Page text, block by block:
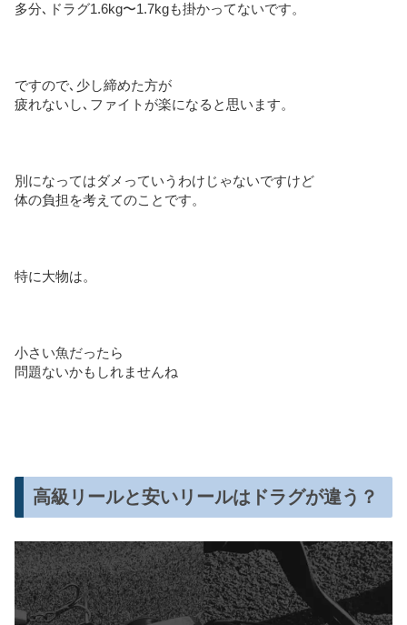
多分､ドラグ1.6kg〜1.7kgも掛かってないです。
ですので､少し締めた方が
疲れないし､ファイトが楽になると思います。
別になってはダメっていうわけじゃないですけど
体の負担を考えてのことです。
特に大物は。
小さい魚だったら
問題ないかもしれませんね
高級リールと安いリールはドラグが違う？